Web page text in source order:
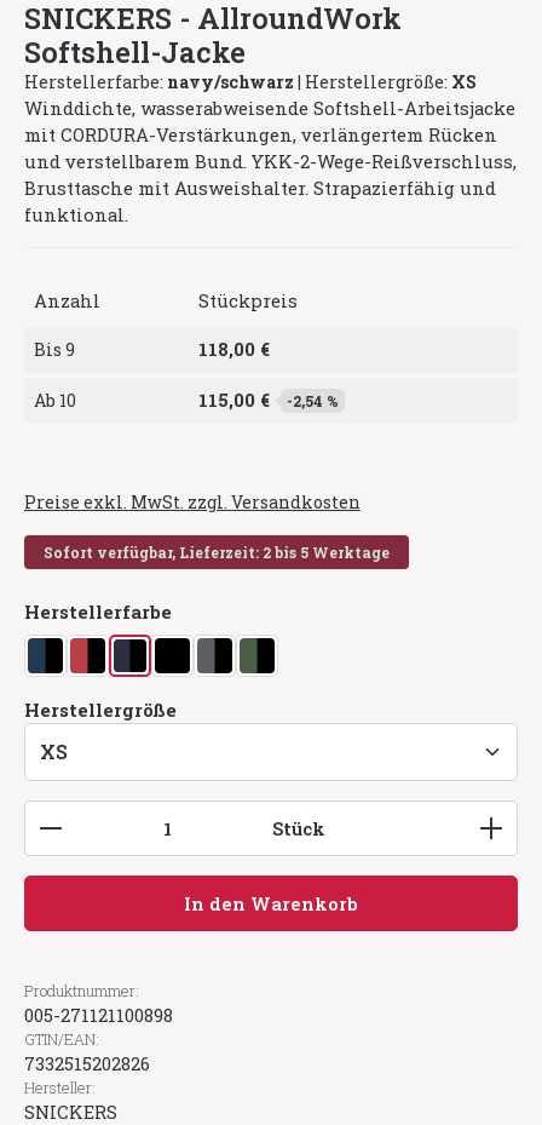
SNICKERS - AllroundWork
Softshell-Jacke
Herstellerfarbe: navy/schwarz | Herstellergröße: XS
Winddichte, wasserabweisende Softshell-Arbeitsjacke
mit CORDURA-Verstärkungen, verlängertem Rücken
und verstellbarem Bund. YKK-2-Wege-Reißverschluss,
Brusttasche mit Ausweishalter. Strapazierfähig und
funktional.
Anzahl Stückpreis
Bis 9 118,00 €
Ab 10 115,00 € -2,54 %
Preise exkl. MwSt. zzgl. Versandkosten
Sofort verfügbar, Lieferzeit: 2 bis 5 Werktage
Herstellerfarbe
blau/schwarz
chili/schwarz
navy/schwarz
schwarzstahlgrau/schwarz
waldgrün/schwarz
Herstellergröße
Produkt Anzahl: Gib den gewünschten Wert
Stück
In den Warenkorb
Produktnummer:
005-271121100898
GTIN/EAN:
7332515202826
Hersteller:
SNICKERS